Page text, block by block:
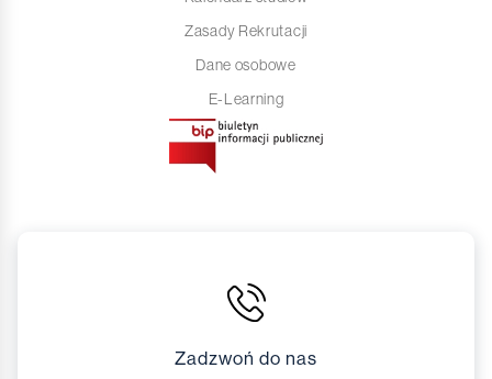
Zasady Rekrutacji
Dane osobowe
E-Learning
Zadzwoń do nas